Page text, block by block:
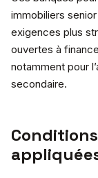
immobiliers
exigences plus
ouvertes à
notamment pour
secondaire.